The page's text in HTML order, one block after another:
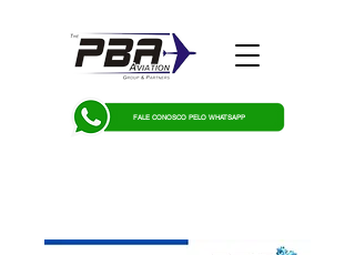
FALE CONOSCO PELO WHATSAPP